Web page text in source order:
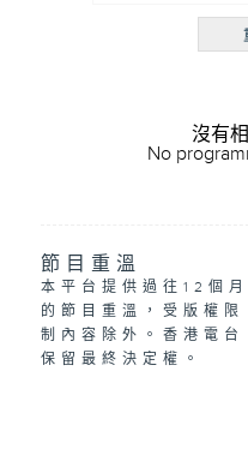
R5
沒有
No
節目重溫
本平台提供過往12個月
的節目重溫，受版權限
制內容除外。香港電台
保留最終決定權。